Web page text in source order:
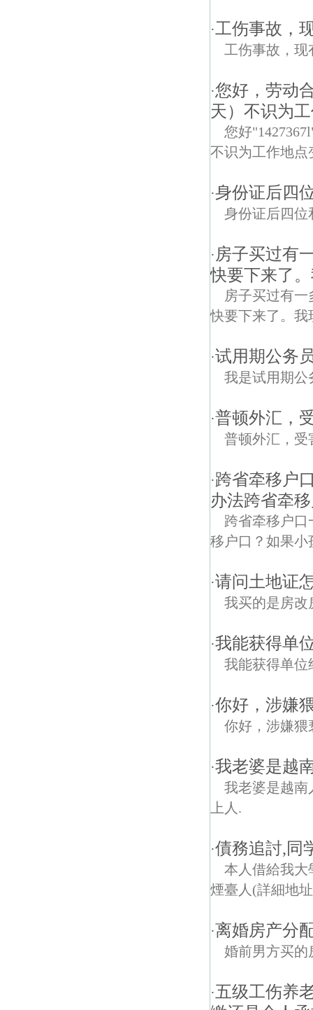
·工伤事故，
工伤事故，
·您好，劳动
天）不识为
您好
不识为工作地点
·身份证后四
身份证后四位
· 房子买过有
快要下来了
房子买过有
快要下来了。我
·试用期公务
我是试用期公
·普顿外汇，
普顿外汇，受
·跨省牵移户
办法跨省牵
跨省牵移户
移户口？如果小
·请问土地证
我买的是房改
·我能获得单
我能获得单位
·你好，涉嫌
你好，涉嫌猥
·我老婆是越
我老婆是越南
上人.
·債務追討,同
本人借給我大
煙臺人(詳細地
·离婚房产分
婚前男方买的
·五级工伤养